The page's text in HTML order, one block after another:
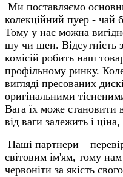
Ми поставляємо
колекційний пуер - чай
Тому у нас можна
шу чи шен. Відсутність
комісій робить наш
профільному ринку.
вигляді пресованих
оригінальними
Вага їх може становити
від ваги залежить і
Наші партнери –
світовим ім'ям, тому
червоніти за якість